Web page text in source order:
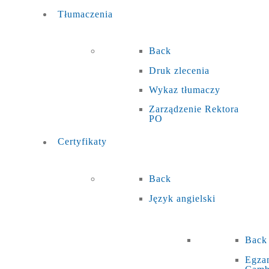
Tłumaczenia
Back
Druk zlecenia
Wykaz tłumaczy
Zarządzenie Rektora
PO
Certyfikaty
Back
Język angielski
Back